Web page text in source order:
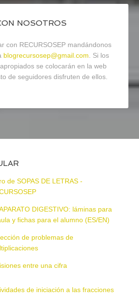
NOSOTROS
con RECURSOSEP mandándonos
blogrecursosep@gmail.com. Si los
se colocarán en la web
de seguidores disfruten de ellos.
de SOPAS DE LETRAS -
DIGESTIVO: láminas para
y fichas para el alumno (ES/EN)
de problemas de
entre una cifra
de iniciación a las fracciones